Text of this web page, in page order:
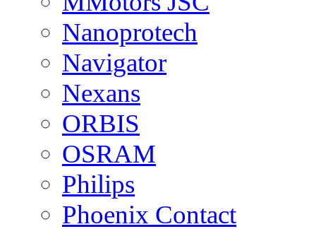
Nanoprotech
Navigator
Nexans
ORBIS
OSRAM
Philips
Phoenix Contact